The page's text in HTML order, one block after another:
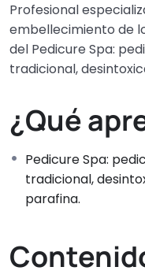
Profesional
embellecimiento de
del Pedicure Spa:
tradicional,
¿Qué
Pedicure Spa:
tradicional,
parafina.